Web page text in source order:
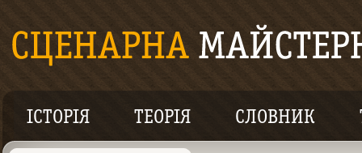
ІСТОРІЯ ТЕОРІЯ СЛОВНИК